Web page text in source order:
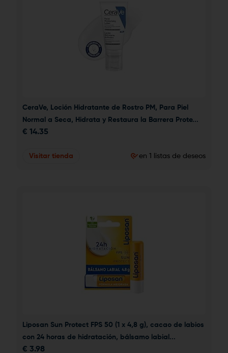
CeraVe, Loción Hidratante de Rostro PM, Para Piel
Normal a Seca, Hidrata y Restaura la Barrera Prote...
€ 14.35
Visitar tienda en 1 listas de deseos
Liposan Sun Protect FPS 50 (1 x 4,8 g), cacao de labios
con 24 horas de hidratación, bálsamo labial...
€ 3.98